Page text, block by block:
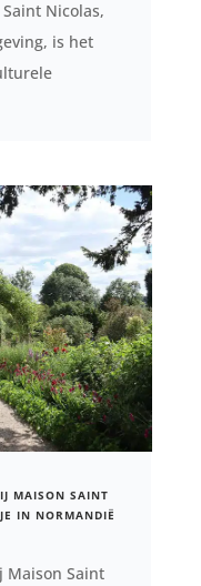
Nicolas,
is het
MAISON SAINT
IN NORMANDIË
Maison Saint